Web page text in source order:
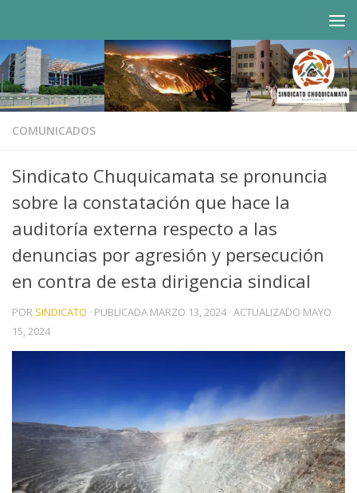
COMUNICADOS
Sindicato Chuquicamata se pronuncia
sobre la constatación que hace la
auditoría externa respecto a las
denuncias por agresión y persecución
en contra de esta dirigencia sindical
POR SINDICATO · PUBLICADA MARZO 13, 2024· ACTUALIZADO MAYO
15, 2024